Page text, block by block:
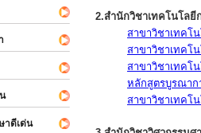
ดีเด่น
2.สำนักวิชาเทคโนโลยี
สาขาวิชาเทคโ
สาขาวิชาเทคโ
สาขาวิชาเทคโ
หลักสูตรบูรณาก
สาขาวิชาเทคโ